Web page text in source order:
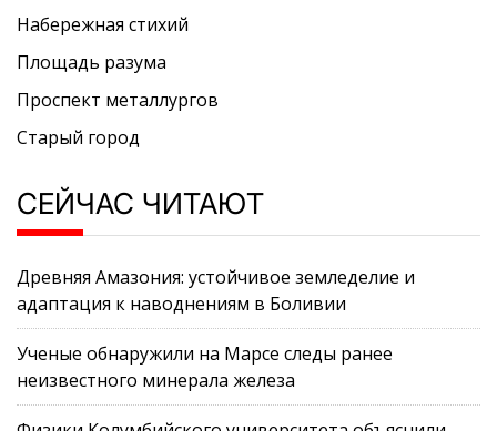
Набережная стихий
Площадь разума
Проспект металлургов
Старый город
СЕЙЧАС ЧИТАЮТ
Древняя Амазония: устойчивое земледелие и
адаптация к наводнениям в Боливии
Ученые обнаружили на Марсе следы ранее
неизвестного минерала железа